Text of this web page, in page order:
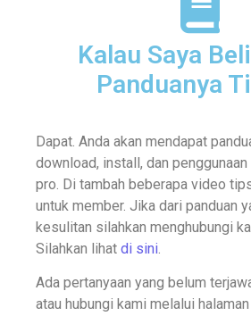
Kalau Saya
Panduanya
Dapat. Anda akan mendapat
download, install, dan
pro. Di tambah beberapa video
untuk member. Jika dari panduan
kesulitan silahkan menghubungi
Silahkan lihat di sini
Ada pertanyaan yang belum
atau hubungi kami melalui halaman